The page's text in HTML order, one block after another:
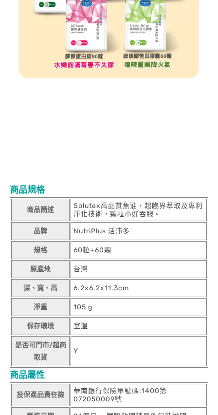
商品規格
商品簡述
Solutex高品質魚油，超臨界萃取及專利
淨化技術，顆粒小好吞服。
品牌 NutriPlus 活沛多
規格 60粒+60顆
原產地 台灣
深、寬、高 6.2x6.2x11.3cm
淨重 105 g
保存環境 室溫
是否可門市/超商
取貨
Y
商品屬性
投保產品責任險
華南銀行保險單號碼:1400第
072050009號